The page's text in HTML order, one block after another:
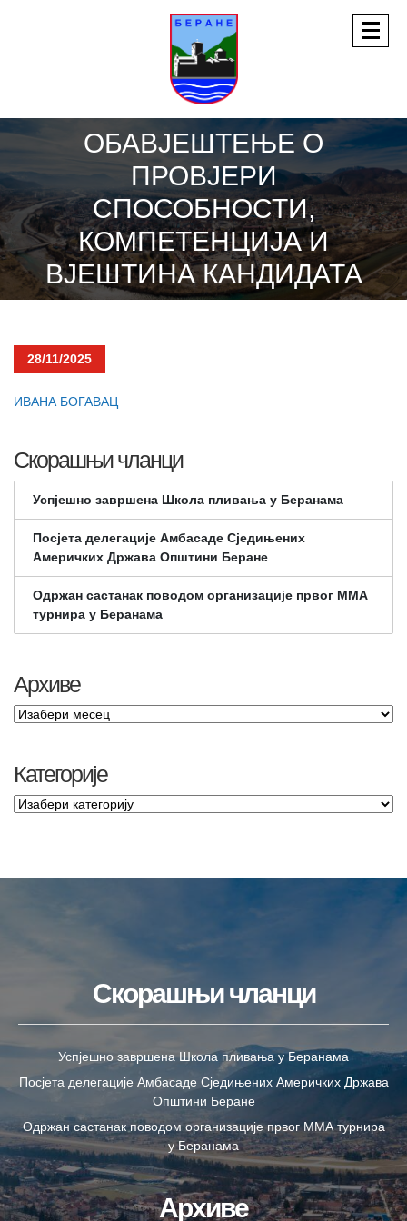
ОБАВЈЕШТЕЊЕ О
ПРОВЈЕРИ
СПОСОБНОСТИ,
КОМПЕТЕНЦИЈА И
ВЈЕШТИНА КАНДИДАТА
28/11/2025
ИВАНА БОГАВАЦ
Скорашњи чланци
Успјешно завршена Школа пливања у Беранама
Посјета делегације Амбасаде Сједињених
Америчких Држава Општини Беране
Одржан састанак поводом организације првог ММА
турнира у Беранама
Архиве
Категорије
Скорашњи чланци
Успјешно завршена Школа пливања у Беранама
Посјета делегације Амбасаде Сједињених Америчких Држава
Општини Беране
Одржан састанак поводом организације првог ММА турнира
у Беранама
Архиве